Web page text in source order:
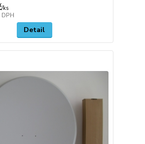
/ks
Detail